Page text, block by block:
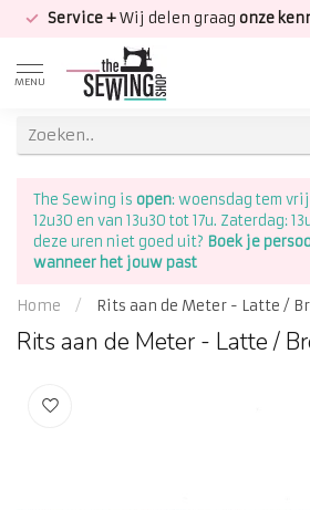
Service +Wij delen graag onze
MENU
The Sewing is open: woensdag tem
12u30 en van 13u30 tot 17u. Zaterdag:
deze uren niet goed uit? Boek je
wanneer het jouw past
Home / Rits aan de Meter - Latte /
Rits aan de Meter - Latte /